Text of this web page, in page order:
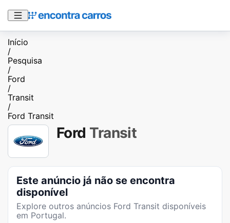
Início
/
Pesquisa
/
Ford
/
Transit
/
Ford Transit
Ford Transit
Este anúncio já não se encontra
disponível
Explore outros anúncios Ford Transit disponíveis
em Portugal.